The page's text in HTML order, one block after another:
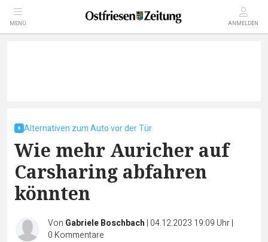
MENÜ ANMELDEN
Alternativen zum Auto vor der Tür
Wie mehr Auricher auf
Carsharing abfahren
könnten
Von Gabriele Boschbach | 04.12.2023 19:09 Uhr|
0 Kommentare